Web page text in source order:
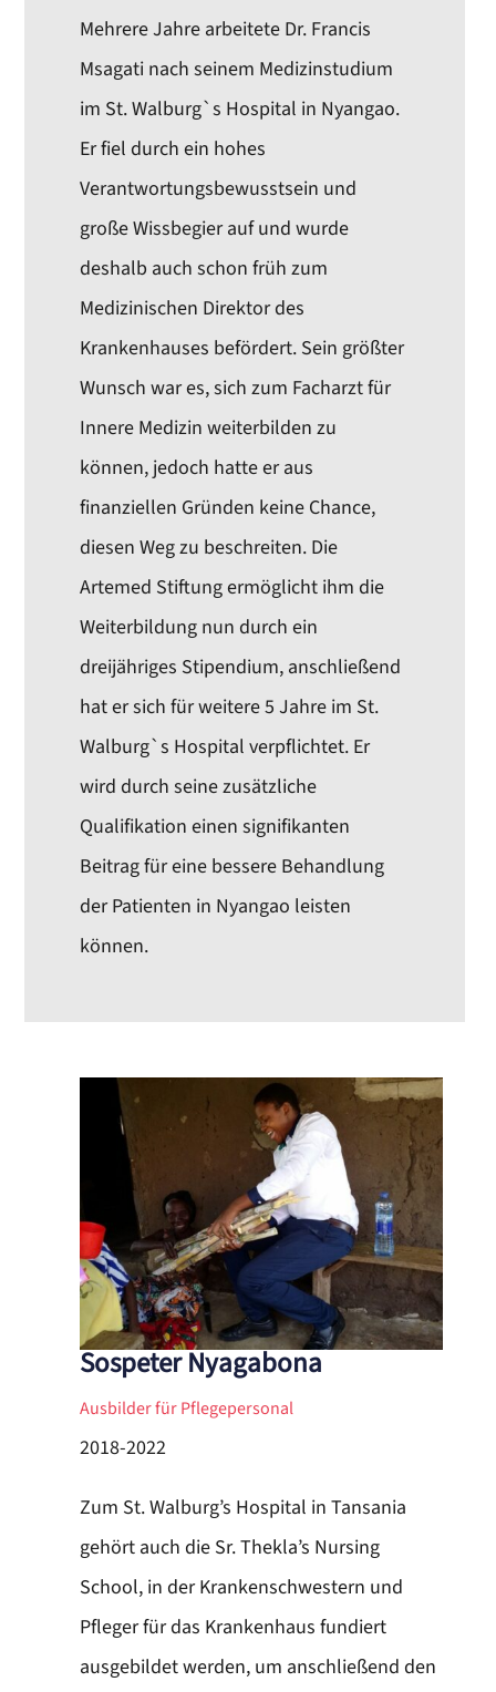
Mehrere Jahre arbeitete Dr. Francis
Msagati nach seinem Medizinstudium
im St. Walburg`s Hospital in Nyangao.
Er fiel durch ein hohes
Verantwortungsbewusstsein und
große Wissbegier auf und wurde
deshalb auch schon früh zum
Medizinischen Direktor des
Krankenhauses befördert. Sein größter
Wunsch war es, sich zum Facharzt für
Innere Medizin weiterbilden zu
können, jedoch hatte er aus
finanziellen Gründen keine Chance,
diesen Weg zu beschreiten. Die
Artemed Stiftung ermöglicht ihm die
Weiterbildung nun durch ein
dreijähriges Stipendium, anschließend
hat er sich für weitere 5 Jahre im St.
Walburg`s Hospital verpflichtet. Er
wird durch seine zusätzliche
Qualifikation einen signifikanten
Beitrag für eine bessere Behandlung
der Patienten in Nyangao leisten
können.
Sospeter Nyagabona
Ausbilder für Pflegepersonal
2018-2022
Zum St. Walburg’s Hospital in Tansania
gehört auch die Sr. Thekla’s Nursing
School, in der Krankenschwestern und
Pfleger für das Krankenhaus fundiert
ausgebildet werden, um anschließend den